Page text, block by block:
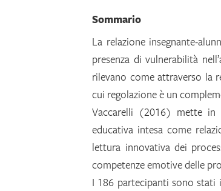
Sommario
La relazione insegnante-
presenza di vulnerabilità
rilevano come attraverso la
cui regolazione è un
Vaccarelli (2016) mette in
educativa intesa come
lettura innovativa dei
competenze emotive delle
I 186 partecipanti sono stati